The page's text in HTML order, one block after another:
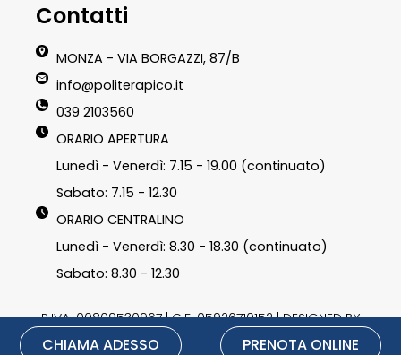
Contatti
MONZA - VIA BORGAZZI, 87/B
info@politerapico.it
039 2103560
ORARIO APERTURA
Lunedì - Venerdì: 7.15 - 19.00 (continuato)
Sabato: 7.15 - 12.30
ORARIO CENTRALINO
Lunedì - Venerdì: 8.30 - 18.30 (continuato)
Sabato: 8.30 - 12.30
P.IVA: 00809530967 | C.F. 05926710152 | DESIGNED BY
LU3G.IT|Privacy Policy| Cookie Policy
CHIAMA ADESSO PRENOTA ONLINE